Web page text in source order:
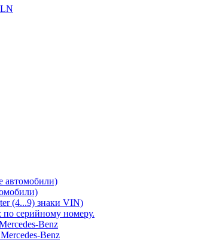
автомобили)
(4...9) знаки VIN)
серийному номеру.
Benz
Benz